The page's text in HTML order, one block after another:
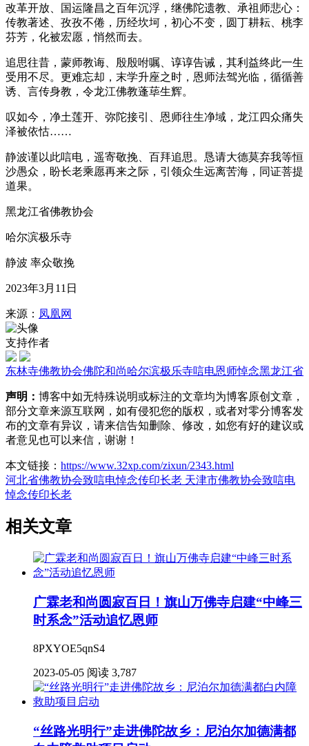
改革开放、国运隆昌之百年沉浮，继佛陀遗教、承祖师悲心：
传教著述、孜孜不倦，历经坎坷，初心不变，圆丁耕耘、桃李
芬芳，化被宏愿，悄然而去。
追思往昔，蒙师教诲、殷殷咐嘱、谆谆告诫，其利益终此一生
受用不尽。更难忘却，末学升座之时，恩师法驾光临，循循善
诱、言传身教，令龙江佛教蓬荜生辉。
叹如今，净土莲开、弥陀接引、恩师往生净域，龙江四众痛失
泽被依怙……
静波谨以此唁电，遥寄敬挽、百拜追思。恳请大德莫弃我等恒
沙愚众，盼长老乘愿再来之际，引领众生远离苦海，同证菩提
道果。
黑龙江省佛教协会
哈尔滨极乐寺
静波 率众敬挽
2023年3月11日
来源： 凤凰网
支持作者
东林寺佛教协会佛陀和尚哈尔滨极乐寺唁电恩师悼念黑龙江省
声明： 博客中如无特殊说明或标注的文章均为博客原创文章，
部分文章来源互联网，如有侵犯您的版权，或者对零分博客发
布的文章有异议，请来信告知删除、修改，如您有好的建议或
者意见也可以来信，谢谢！
本文链接： https://www.32xp.com/zixun/2343.html
河北省佛教协会致唁电悼念传印长老 天津市佛教协会致唁电
悼念传印长老
相关文章
广霖老和尚圆寂百日！旗山万佛寺启建“中峰三
时系念”活动追忆恩师
8PXYOE5qnS4
2023-05-05 阅读 3,787
“丝路光明行”走进佛陀故乡：尼泊尔加德满都